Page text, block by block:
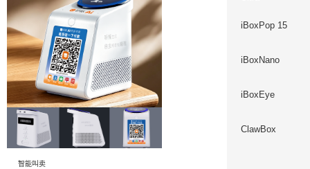
智能叫卖
iBoxPop 15
iBoxNano
iBoxEye
ClawBox